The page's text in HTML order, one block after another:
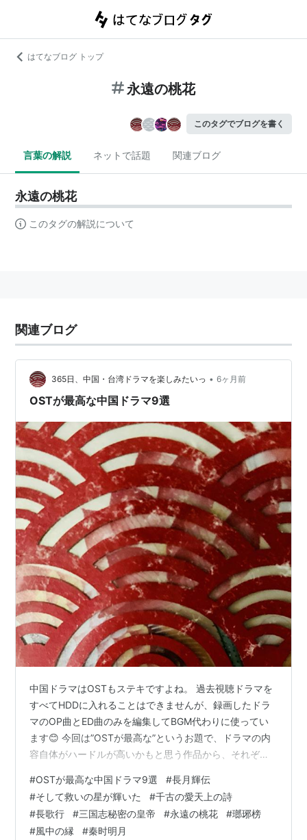
はてなブログ トップ
永遠の桃花
このタグでブログを書く
言葉の解説 ネットで話題 関連ブログ
永遠の桃花
このタグの解説について
関連ブログ
365日、中国・台湾ドラマを楽しみたいっ • 6ヶ月前
OSTが最高な中国ドラマ9選
中国ドラマはOSTもステキですよね。 過去視聴ドラマを
すべてHDDに入れることはできませんが、録画したドラ
マのOP曲とED曲のみを編集してBGM代わりに使ってい
ます😊 今回は”OSTが最高な”というお題で、ドラマの内
容自体がハードルが高いかもと思う作品から、それぞれ
で、単曲ではなく選んでみました❣ ●長月輝伝～愛と救
世の輪廻～ 張碧晨さん＋毛不易さんのED曲黒月光を聞く
と走馬灯のように思い出されます😌
cntwdramalove.hatenablog.com ●そして救いの星が輝
#OSTが最高な中国ドラマ9選 #長月輝伝
#そして救いの星が輝いた #千古の愛天上の詩
#長歌行 #三国志秘密の皇帝 #永遠の桃花 #瑯琊榜
#風中の縁 #秦时明月